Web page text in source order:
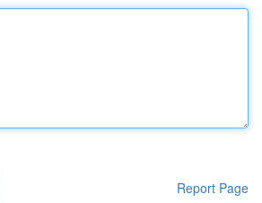
Report Page